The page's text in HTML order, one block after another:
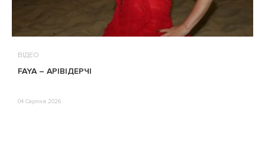
ВІДЕО
FAYA – АРІВІДЕРЧІ
04 Серпня 2026